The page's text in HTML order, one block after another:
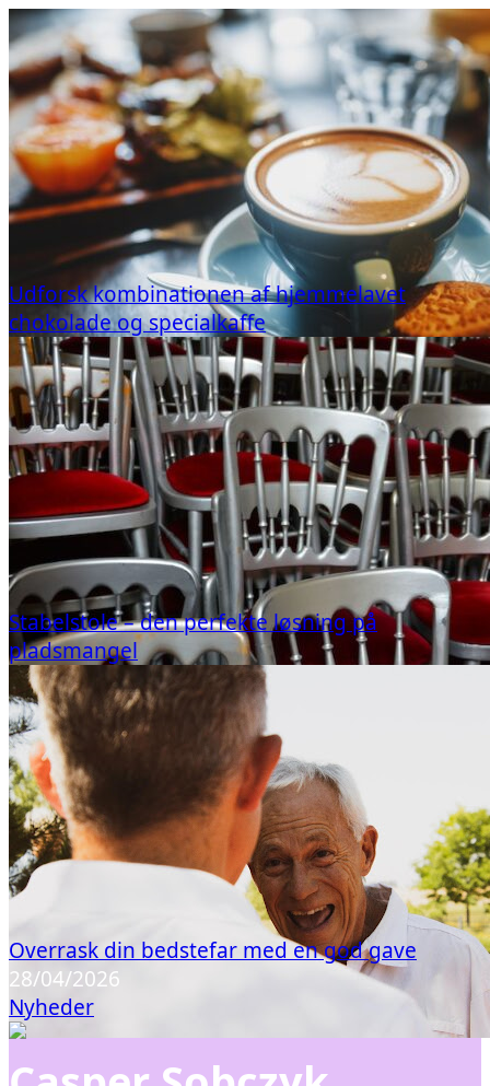
Udforsk kombinationen af hjemmelavet
chokolade og specialkaffe
Stabelstole – den perfekte løsning på
pladsmangel
Overrask din bedstefar med en god gave
28/04/2026
Nyheder